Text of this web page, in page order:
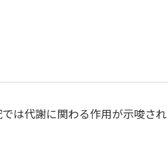
は代謝に関わる作用が示唆され